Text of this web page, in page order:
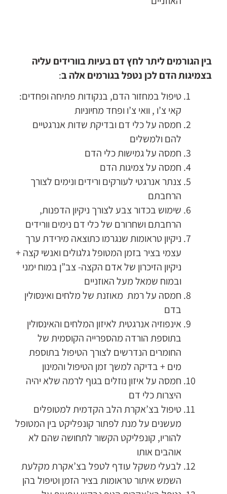
בין הגורמים ליתר לחץ דם בעיות בוורידים עליה
בצמיגות הדם לכן נטפל בגורמים אלה ב:
טיפול במחזור הדם, בנקודות פתיחה ופחדים:
קאי צ’ו , וואי צ’ו ופחד מחיוניות
חמסה על כלי דם ובדיקת שדות אנרגטיים
להם ולמשלים
חמסה על גמישות כלי הדם
חמסה על צמיגות הדם
צנתר אנרגטי לעורקים ורידים ונימים לצורך
הרחבתם
שימוש בכדור צבע לצורך ניקיון הדפנות,
הרחבתם ושחרורם של כלי דם נימים וורידים
ניקיון טראומות שנגרמו כתוצאה מירידת ערך
עצמי בציר בזמן המטופל גלגולים ואנשי קצה +
ניקיון הזיכרון של אדם הקצה- צב”ן במוח ימני
ובמוח שמאל מעל האוזניים
חמסה על רמת מאוזנת של מלחים ואינסולין
בדם
אינפוזיה אנרגטית לאיזון המלחים והאינסולין
בתוספת הורדה מהספרייה הקוסמית של
החומרים הנדרשים לצורך הטיפול בתוספת
מים + בדיקה למשך זמן הטיפול והמינון
חמסה על איזון נוזלים בגוף לרמה שלא יהיה
היצרות כלי דם
טיפול בצ’אקרת הלב הקדמית למטופלים
מעשנים על מנת לפתור קונפליקט בין המטופל
להוריו, קונפליקט הקשור לתחושה שהם לא
אוהבים אותו
לבעלי משקל עודף לטפל בצ’אקרת מקלעת
השמש איתור טראומות בציר הזמן וטיפול בהן